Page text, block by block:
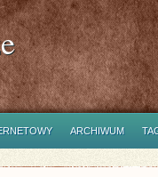
ARCHIWUM